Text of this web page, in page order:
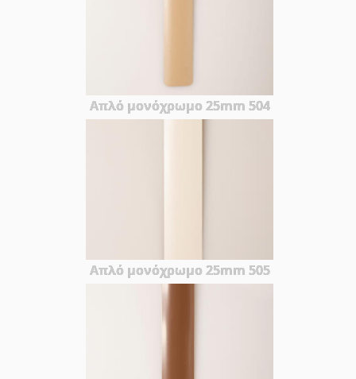
Απλό μονόχρωμο 25mm 504
Απλό μονόχρωμο 25mm 505